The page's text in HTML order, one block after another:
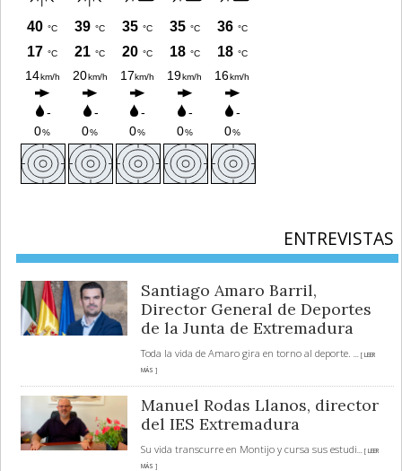
ENTREVISTAS
Santiago Amaro Barril,
Director General de Deportes
de la Junta de Extremadura
Toda la vida de Amaro gira en torno al deporte.
... [ LEER
MÁS ]
Manuel Rodas Llanos, director
del IES Extremadura
Su vida transcurre en Montijo y cursa sus estudi... [ LEER
MÁS ]